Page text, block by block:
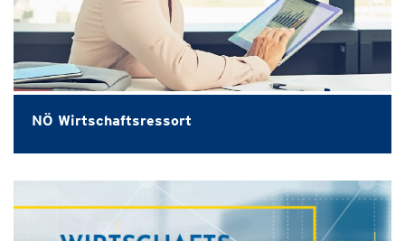
NÖ Wirtschaftsressort